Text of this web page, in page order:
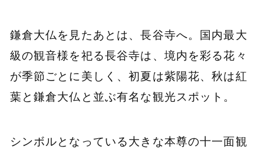
鎌倉大仏を見たあとは、長谷寺へ。国内最大
級の観音様を祀る長谷寺は、境内を彩る花々
が季節ごとに美しく、初夏は紫陽花、秋は紅
葉と鎌倉大仏と並ぶ有名な観光スポット。
シンボルとなっている大きな本尊の十一面観